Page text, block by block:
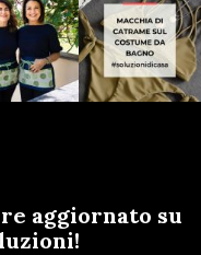
aggiornato su